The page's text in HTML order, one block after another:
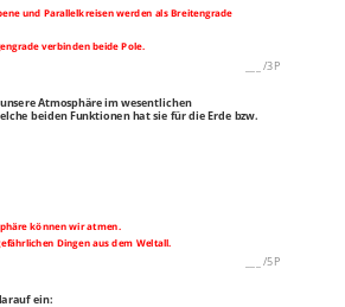
und Parallelkreisen werden als Breitengrade
verbinden beide Pole.
/3P
Atmosphäre im wesentlichen
beiden Funktionen hat sie für die Erde bzw.
können wir atmen.
Dingen aus dem Weltall.
/5P
ein: